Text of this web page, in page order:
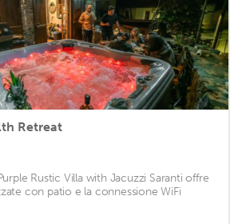
Retreat
Rustic Villa with Jacuzzi Saranti offre
con patio e la connessione WiFi